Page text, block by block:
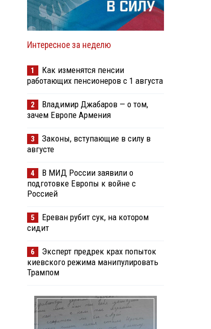
Интересное за неделю
1
Как изменятся пенсии
работающих пенсионеров с 1 августа
2
Владимир Джабаров — о том,
зачем Европе Армения
3
Законы, вступающие в силу в
августе
4
В МИД России заявили о
подготовке Европы к войне с
Россией
5
Ереван рубит сук, на котором
сидит
6
Эксперт предрек крах попыток
киевского режима манипулировать
Трампом